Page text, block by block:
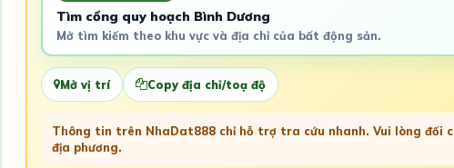
Tìm cổng quy hoạch Bình Dương
Mở tìm kiếm theo khu vực và địa chỉ của bất động sản.
Mở vị trí Copy địa chỉ/toạ độ
Thông tin trên NhaDat888 chỉ hỗ trợ tra cứu nhanh. Vui lòng đối
địa phương.